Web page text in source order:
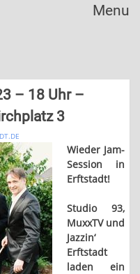
Menu
– 18 Uhr –
3
Wieder Jam-
Session in
Erftstadt!
Studio 93,
MuxxTV und
Jazzin‘
Erftstadt
laden ein